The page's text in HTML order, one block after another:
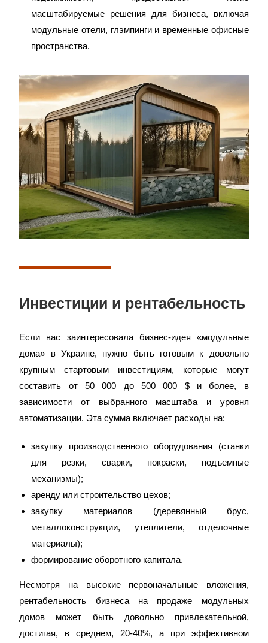
масштабируемые решения для бизнеса, включая
модульные отели, глэмпинги и временные офисные
пространства.
Инвестиции и рентабельность
Если вас заинтересовала бизнес-идея «модульные
дома» в Украине, нужно быть готовым к довольно
крупным стартовым инвестициям, которые могут
составить от 50 000 до 500 000 $ и более, в
зависимости от выбранного масштаба и уровня
автоматизации. Эта сумма включает расходы на:
закупку производственного оборудования (станки
для резки, сварки, покраски, подъемные
механизмы);
аренду или строительство цехов;
закупку материалов (деревянный брус,
металлоконструкции, утеплители, отделочные
материалы);
формирование оборотного капитала.
Несмотря на высокие первоначальные вложения,
рентабельность бизнеса на продаже модульных
домов может быть довольно привлекательной,
достигая, в среднем, 20-40%, а при эффективном